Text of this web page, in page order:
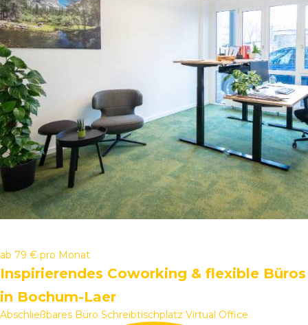
ab 79 € pro Monat
Inspirierendes Coworking & flexible Büros
in Bochum-Laer
Abschließbares Büro Schreibtischplatz Virtual Office